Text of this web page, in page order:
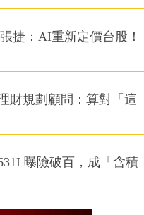
捷：AI重新定價台股！
財規劃顧問：算對「這
曝險破百，成「含積